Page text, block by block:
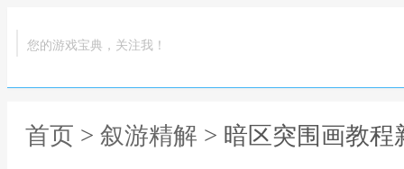
您的游戏宝典，关注我！
首页 > 叙游精解 > 暗区突围画教程